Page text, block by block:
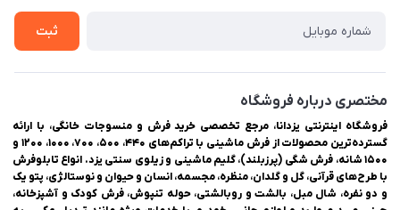
ثبت
مختصری درباره فروشگاه
فروشگاه اینترنتی یزدانا، مرجع تخصصی خرید فرش و منسوجات خانگی، با ارائه
گسترده‌ترین محصولات از فرش ماشینی با تراکم‌های ۴۴۰، ۵۰۰، ۷۰۰، ۱۰۰۰، ۱۲۰۰ و
۱۵۰۰ شانه، فرش شگی (پرزبلند)، گلیم ماشینی و زیلوی سنتی یزد. انواع تابلوفرش
با طرح‌های قرآنی، گل و گلدان، منظره، مجسمه، انسان و حیوان و نوستالژی، پتو یک
و دو نفره، شال مبل، بالشت و روبالشتی، حوله تنپوش، فرش کودک و آشپزخانه،